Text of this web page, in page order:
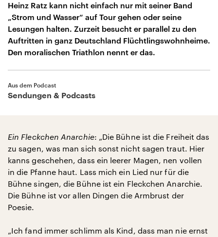
Heinz Ratz kann nicht einfach nur mit seiner Band
„Strom und Wasser“ auf Tour gehen oder seine
Lesungen halten. Zurzeit besucht er parallel zu den
Auftritten in ganz Deutschland Flüchtlingswohnheime.
Den moralischen Triathlon nennt er das.
Aus dem Podcast
Sendungen & Podcasts
Ein Fleckchen Anarchie: „Die Bühne ist die Freiheit das
zu sagen, was man sich sonst nicht sagen traut. Hier
kanns geschehen, dass ein leerer Magen, nen vollen
in die Pfanne haut. Lass mich ein Lied nur für die
Bühne singen, die Bühne ist ein Fleckchen Anarchie.
Die Bühne ist vor allen Dingen die Armbrust der
Poesie.
„Ich fand immer schlimm als Kind, dass man nie ernst